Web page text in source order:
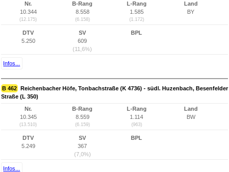
Nr.
10.344
(12.175)
B-Rang
8.558
(6.158)
L-Rang
1.585
(1.172)
Land
BY
DTV
5.250
SV
609
(11,6%)
BPL
Infos...
B 462 Reichenbacher Höfe, Tonbachstraße (K 4736) - südl. Huzenbach, Besenfelder
Straße (L 350)
Nr.
10.345
(13.510)
B-Rang
8.559
(6.159)
L-Rang
1.114
(963)
Land
BW
DTV
5.249
SV
367
(7,0%)
BPL
Infos...